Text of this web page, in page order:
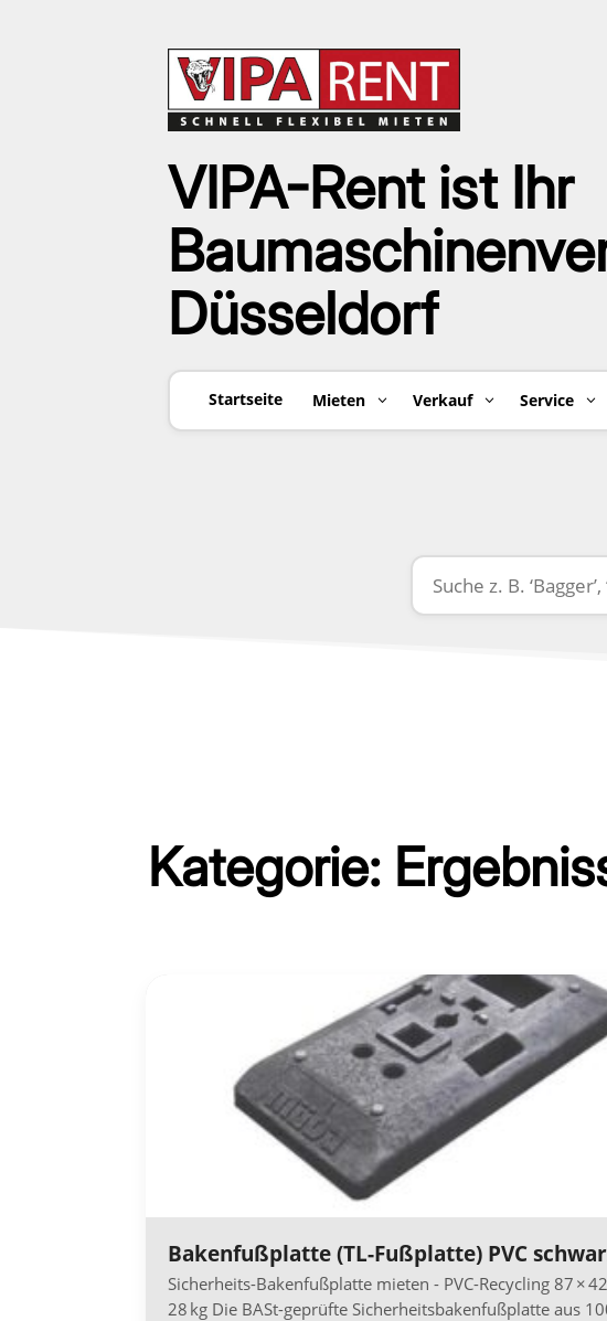
VIPA-Rent ist Ihr
Düsseldorf
Startseite Mieten Verkauf Service
Kategorie:
Bakenfußplatte (TL-Fußplatte) PVC
Sicherheits-Bakenfußplatte mieten - PVC-Recycling 87 ×
28 kg Die BASt-geprüfte Sicherheitsbakenfußplatte aus